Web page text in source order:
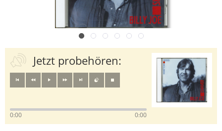
Jetzt probehören:
0:00 0:00